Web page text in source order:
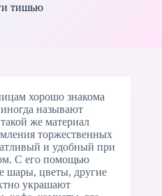
тишью
хорошо знакома
называют
же материал
торжественных
и удобный при
С его помощью
шары, цветы, другие
украшают